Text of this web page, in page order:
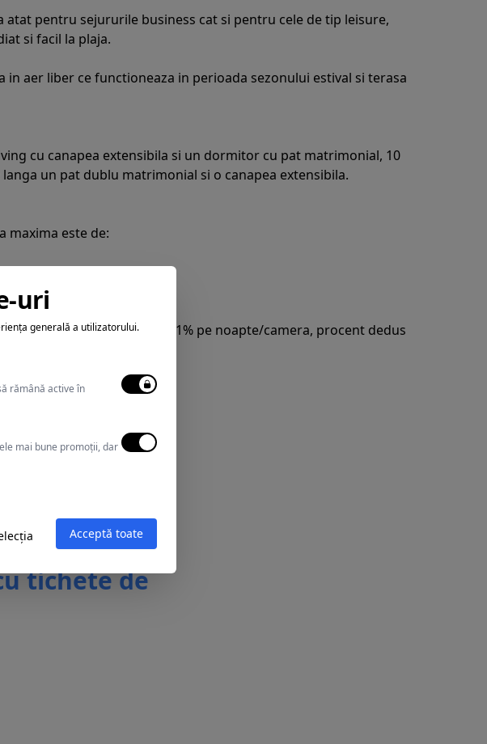
pentru sejururile business cat si pentru cele de tip leisure,
si facil la plaja.
in aer liber ce functioneaza in perioada sezonului estival si terasa
cu canapea extensibila si un dormitor cu pat matrimonial, 10
un pat dublu matrimonial si o canapea extensibila.
maxima este de:
de statiune, reprezentand 1% pe noapte/camera, procent dedus
2022.
tichete de
uri
generală a utilizatorului.
rămână active în
mai bune promoții, dar
Acceptă toate